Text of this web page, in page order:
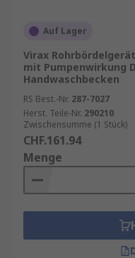
Auf Lager
Virax
mit Pumpenwirkung
Handwaschbecken
RS Best.-Nr. 287-7027
Herst. Teile-Nr. 290210
Zwischensumme (1 Stück)
CHF.161.94
Menge